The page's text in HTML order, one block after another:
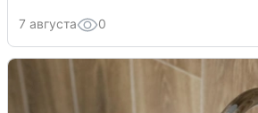
7 августа 0